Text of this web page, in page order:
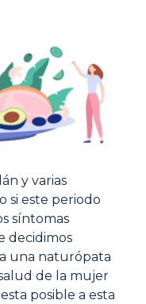
y varias
si este periodo
síntomas
decidimos
una naturópata
de la mujer
posible a esta